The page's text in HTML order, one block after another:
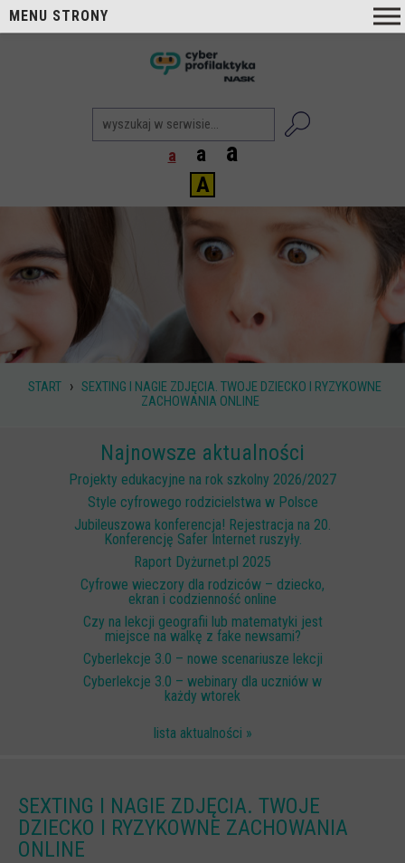
a a a
A
START › SEXTING I NAGIE ZDJĘCIA. TWOJE DZIECKO I RYZYKOWNE
ZACHOWANIA ONLINE
Najnowsze aktualności
Projekty edukacyjne na rok szkolny 2026/2027
Style cyfrowego rodzicielstwa w Polsce
Jubileuszowa konferencja! Rejestracja na 20.
Konferencję Safer Internet ruszyły.
Raport Dyżurnet.pl 2025
Cyfrowe wieczory dla rodziców – dziecko,
ekran i codzienność online
Czy na lekcji geografii lub matematyki jest
miejsce na walkę z fake newsami?
Cyberlekcje 3.0 – nowe scenariusze lekcji
Cyberlekcje 3.0 – webinary dla uczniów w
każdy wtorek
lista aktualności »
SEXTING I NAGIE ZDJĘCIA. TWOJE
DZIECKO I RYZYKOWNE ZACHOWANIA
ONLINE
MENU STRONY
Cyberprofilaktyka NASK
Nasi Eksperci
Aktualności
Projekty
Aktualne
Zrealizowane
Biblioteka
Poradniki i publikacje
Dla nauczycieli
W sieci przyjaźni
(Nie)widzialne ślady online
Piosenka edukacyjna i teledysk
Cyberlekcje
Szkoła Sieci Społecznościowych
Plik i Folder
BEZPIECZNE WAKACJE 2022
CYBERREPETYTORIUM